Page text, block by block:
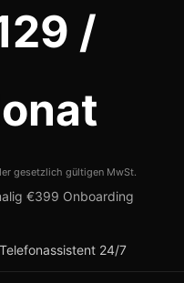
/
gesetzlich gültigen MwSt.
€399 Onboarding
24/7